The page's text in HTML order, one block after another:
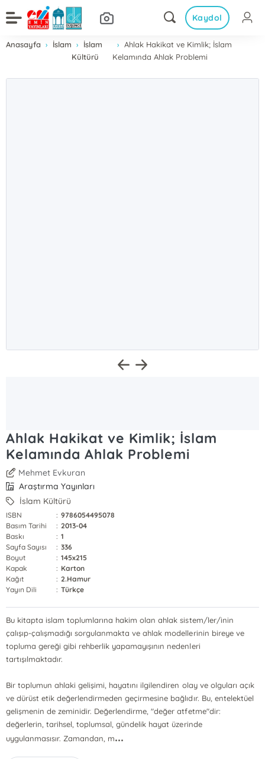
Kaydol
Anasayfa İslam
İslam
Kültürü
Ahlak Hakikat ve Kimlik; İslam
Kelamında Ahlak Problemi
Ahlak Hakikat ve Kimlik; İslam
Kelamında Ahlak Problemi
Mehmet Evkuran
Araştırma Yayınları
İslam Kültürü
ISBN : 9786054495078
Basım Tarihi
: 2013-04
Baskı
: 1
Sayfa Sayısı
: 336
Boyut
: 145x215
Kapak
: Karton
Kağıt
: 2.Hamur
Yayın Dili
: Türkçe
Bu kitapta islam toplumlarına hakim olan ahlak sistem/ler/inin
çalışıp-çalışmadığı sorgulanmakta ve ahlak modellerinin bireye ve
topluma gereği gibi rehberlik yapamayışının nedenleri
tartışılmaktadır.
Bir toplumun ahlaki gelişimi, hayatını ilgilendiren olay ve olguları açık
ve dürüst etik değerlendirmeden geçirmesine bağlıdır. Bu, entelektüel
gelişmenin de zeminidir. Değerlendirme, "değer atfetme"dir:
değerlerin, tarihsel, toplumsal, gündelik hayat üzerinde
uygulanmasısır. Zamandan, m...